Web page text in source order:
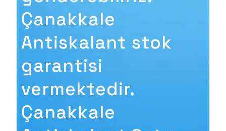
Çanakkale
Antiskalant stok
garantisi
vermektedir.
Çanakkale